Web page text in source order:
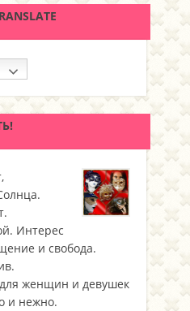
Интерес
и свобода.
женщин и девушек
и нежно.